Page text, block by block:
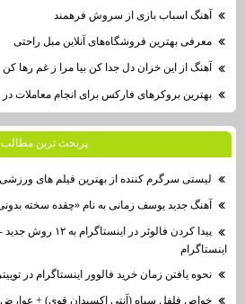
آهنگ اسباب بازی از سروش فرهمند
معرفی بهترین فروشگاه‌های آنلاین مبل راحتی
آهنگ از این خزان دل جدا کن بیا مرا ز غم رها کن از
بهترین بروکرهای فارکس برای انجام معاملات
پربحث ترين مطالب
لیستی سرگرم کننده از بهترین فیلم های ورزشی
آهنگ جدید یوسف زمانی به نام «چقده سخته بدونی»
پیدا کردن فالوئر در
اینستاگرام
نحوه یافتن زمان خرید فالوور اینستاگرام در توییتر
خواص فلفل سياه (آنتي اكسيدان قوي) + عوارض آن